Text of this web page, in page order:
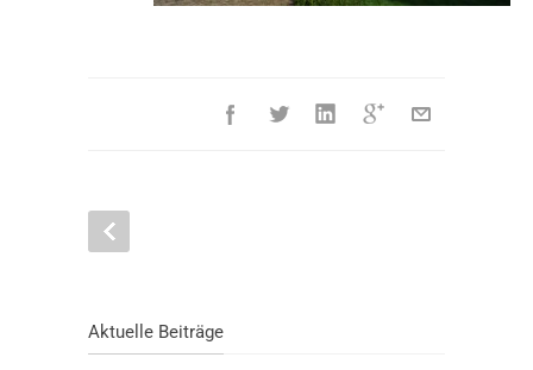
Aktuelle Beiträge